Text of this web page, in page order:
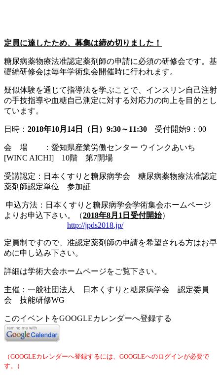
定員に達したため、募集は締め切りました！
糖尿病薬物療法准認定薬剤師の申請に必須の研修会です。基
礎編研修会は毎年学術集会開催時に行われます。
疑似体験を通じて指導法を学ぶことで、インスリン自己注射
の手技指導や血糖自己測定に対する対応力の向上を目的とし
ています。
日時： 2018年10月 14 日（日）9:30～11:30 受付開始9：00
会 場 ：愛知県産業労働センター ウインクあいち
[WINC AICHI] 10階 第7開場
受講認定：日本くすりと糖尿病学会 糖尿病薬物療法准認定
薬剤師認定単位 参加証
申込方法：日本くすりと糖尿病学会学術集会ホームページ
よりお申込下さい。（2018年8月1日受付開始）
http://jpds2018.jp/
定員制ですので、准認定薬剤師の申請を希望される方はお早
めに申し込み下さい。
詳細は学術大会ホームページをご覧下さい。
主催：一般社団法人 日本くすりと糖尿病学会 認定委員
会 技能研修WG
このイベントをGOOGLEカレンダーへ登録する
（GOOGLEカレンダーへ登録するには、GOOGLEへのログインが必要で
す。）